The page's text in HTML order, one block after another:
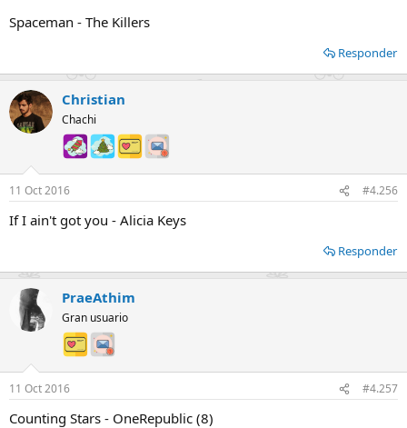
Spaceman - The Killers
Responder
Christian
Chachi
11 Oct 2016 #4.256
If I ain't got you - Alicia Keys
Responder
PraeAthim
Gran usuario
11 Oct 2016 #4.257
Counting Stars - OneRepublic (8)